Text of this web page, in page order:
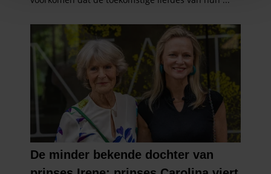
personaliseren, om functies voor social media te bieden
informatie over uw gebruik van onze site met onze
partners voor social media, adverteren en analyse. Deze
partners kunnen deze gegevens combineren met andere
informatie die u aan ze heeft verstrekt of die ze hebben
verzameld op basis van uw gebruik van hun services. U
gaat akkoord met onze cookies als u onze website blijft